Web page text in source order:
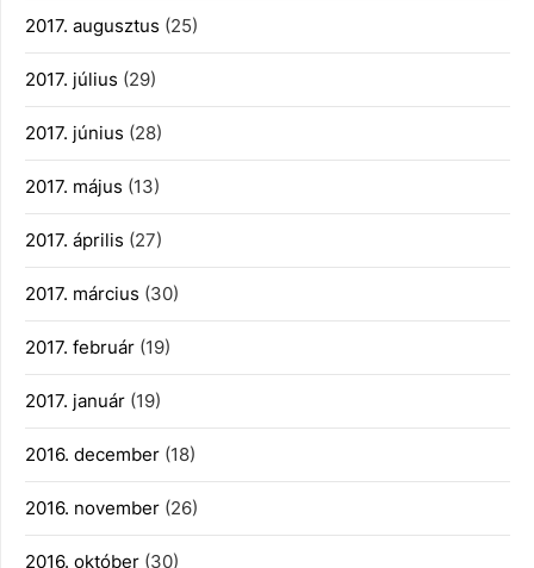
2017. augusztus (25)
2017. július (29)
2017. június (28)
2017. május (13)
2017. április (27)
2017. március (30)
2017. február (19)
2017. január (19)
2016. december (18)
2016. november (26)
2016. október (30)